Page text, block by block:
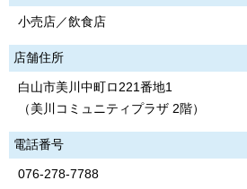
小売店／飲食店
店舗住所
白山市美川中町ロ221番地1
（美川コミュニティプラザ 2階）
電話番号
076-278-7788